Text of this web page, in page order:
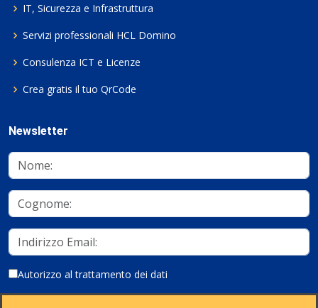
IT, Sicurezza e Infrastruttura
Servizi professionali HCL Domino
Consulenza ICT e Licenze
Crea gratis il tuo QrCode
Newsletter
Autorizzo al trattamento dei dati